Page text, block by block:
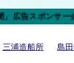
ー企業
三浦造船所 島